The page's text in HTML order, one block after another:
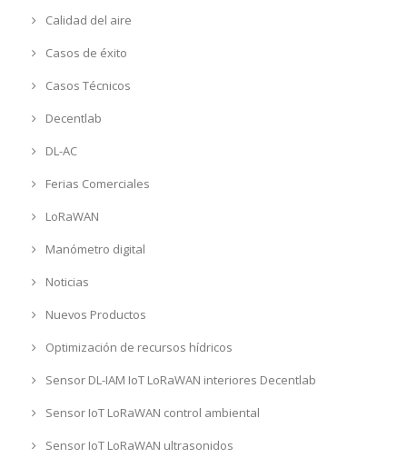
Calidad del aire
Casos de éxito
Casos Técnicos
Decentlab
DL-AC
Ferias Comerciales
LoRaWAN
Manómetro digital
Noticias
Nuevos Productos
Optimización de recursos hídricos
Sensor DL-IAM IoT LoRaWAN interiores Decentlab
Sensor IoT LoRaWAN control ambiental
Sensor IoT LoRaWAN ultrasonidos